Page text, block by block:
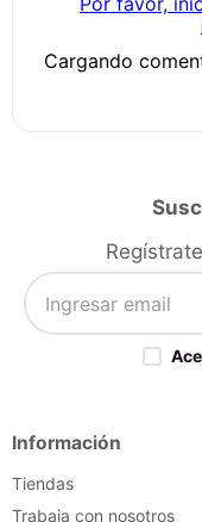
Cargando
Información
Tiendas
Trabaja con nosotros